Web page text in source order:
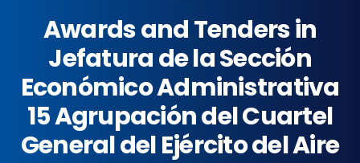
Awards and Tenders in
Jefatura de la Sección
Económico Administrativa
15 Agrupación del Cuartel
General del Ejército del Aire